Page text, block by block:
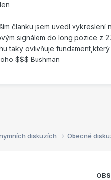
članku jsem uvedl
signálem do long pozice z
taky ovlivňuje
$$$ Bushman
diskuzích Obecné